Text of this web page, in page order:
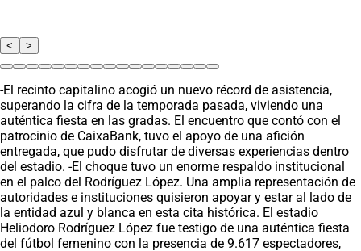
< >
-El recinto capitalino acogió un nuevo récord de asistencia,
superando la cifra de la temporada pasada, viviendo una
auténtica fiesta en las gradas. El encuentro que contó con el
patrocinio de CaixaBank, tuvo el apoyo de una afición
entregada, que pudo disfrutar de diversas experiencias dentro
del estadio. -El choque tuvo un enorme respaldo institucional
en el palco del Rodríguez López. Una amplia representación de
autoridades e instituciones quisieron apoyar y estar al lado de
la entidad azul y blanca en esta cita histórica. El estadio
Heliodoro Rodríguez López fue testigo de una auténtica fiesta
del fútbol femenino con la presencia de 9.617 espectadores,